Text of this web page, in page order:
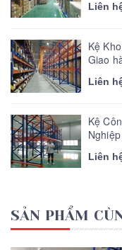
Liên
Kệ
Giao
Liên
Kệ
Liên
SẢN PHẨM